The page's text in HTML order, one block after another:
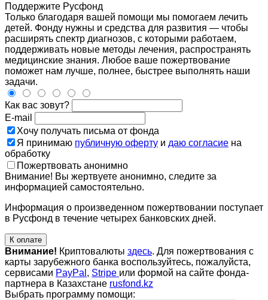
Поддержите Русфонд
Только благодаря вашей помощи мы помогаем лечить
детей. Фонду нужны и средства для развития — чтобы
расширять спектр диагнозов, с которыми работаем,
поддерживать новые методы лечения, распространять
медицинские знания. Любое ваше пожертвование
поможет нам лучше, полнее, быстрее выполнять наши
задачи.
Как вас зовут?
E-mail
Хочу получать письма от фонда
Я принимаю публичную оферту и даю согласие на
обработку
Пожертвовать анонимно
Внимание! Вы жертвуете анонимно, следите за
информацией самостоятельно.
Информация о произведенном пожертвовании поступает
в Русфонд в течение четырех банковских дней.
К оплате
Внимание! Криптовалюты здесь. Для пожертвования с
карты зарубежного банка воспользуйтесь, пожалуйста,
сервисами PayPal , Stripe или формой на сайте фонда-
партнера в Казахстане rusfond.kz
Выбрать программу помощи: